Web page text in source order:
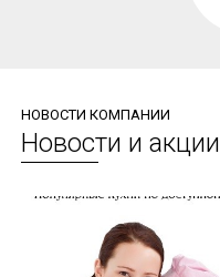
НОВОСТИ КОМПАНИИ
Новости и акции